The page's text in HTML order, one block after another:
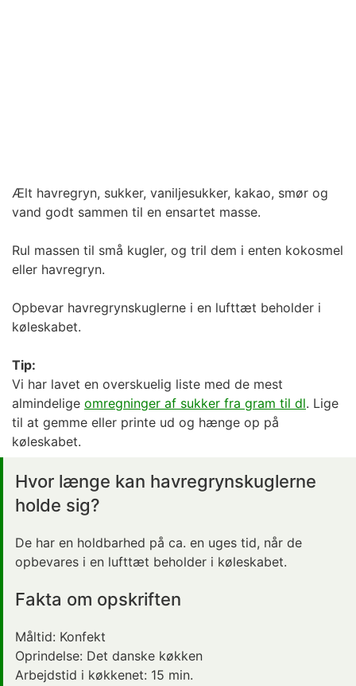
Ælt havregryn, sukker, vaniljesukker, kakao, smør og
vand godt sammen til en ensartet masse.
Rul massen til små kugler, og tril dem i enten kokosmel
eller havregryn.
Opbevar havregrynskuglerne i en lufttæt beholder i
køleskabet.
Tip:
Vi har lavet en overskuelig liste med de mest
almindelige omregninger af sukker fra gram til dl. Lige
til at gemme eller printe ud og hænge op på
køleskabet.
Hvor længe kan havregrynskuglerne
holde sig?
De har en holdbarhed på ca. en uges tid, når de
opbevares i en lufttæt beholder i køleskabet.
Fakta om opskriften
Måltid: Konfekt
Oprindelse: Det danske køkken
Arbejdstid i køkkenet: 15 min.